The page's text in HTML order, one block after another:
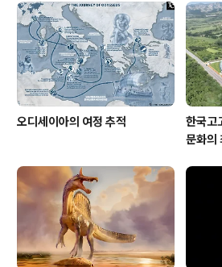
오디세이아의 여정 추적
한국고
문화의